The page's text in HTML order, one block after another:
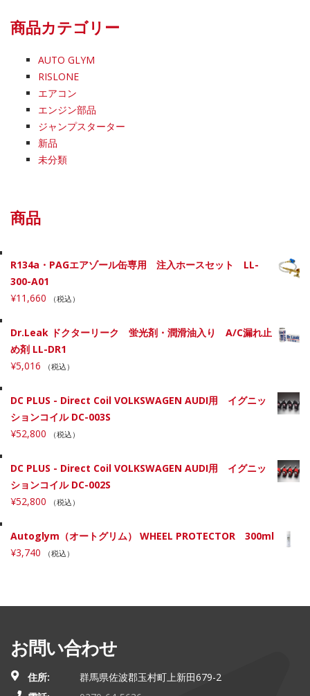
商品カテゴリー
AUTO GLYM
RISLONE
エアコン
エンジン部品
ジャンプスターター
新品
未分類
商品
R134a・PAGエアゾール缶専用 注入ホースセット LL-
300-A01
¥11,660 （税込）
Dr.Leak ドクターリーク 蛍光剤・潤滑油入り A/C漏れ止
め剤 LL-DR1
¥5,016 （税込）
DC PLUS - Direct Coil VOLKSWAGEN AUDI用 イグニッ
ションコイル DC-003S
¥52,800 （税込）
DC PLUS - Direct Coil VOLKSWAGEN AUDI用 イグニッ
ションコイル DC-002S
¥52,800 （税込）
Autoglym（オートグリム） WHEEL PROTECTOR 300ml
¥3,740 （税込）
お問い合わせ
住所:
群馬県佐波郡玉村町上新田679-2